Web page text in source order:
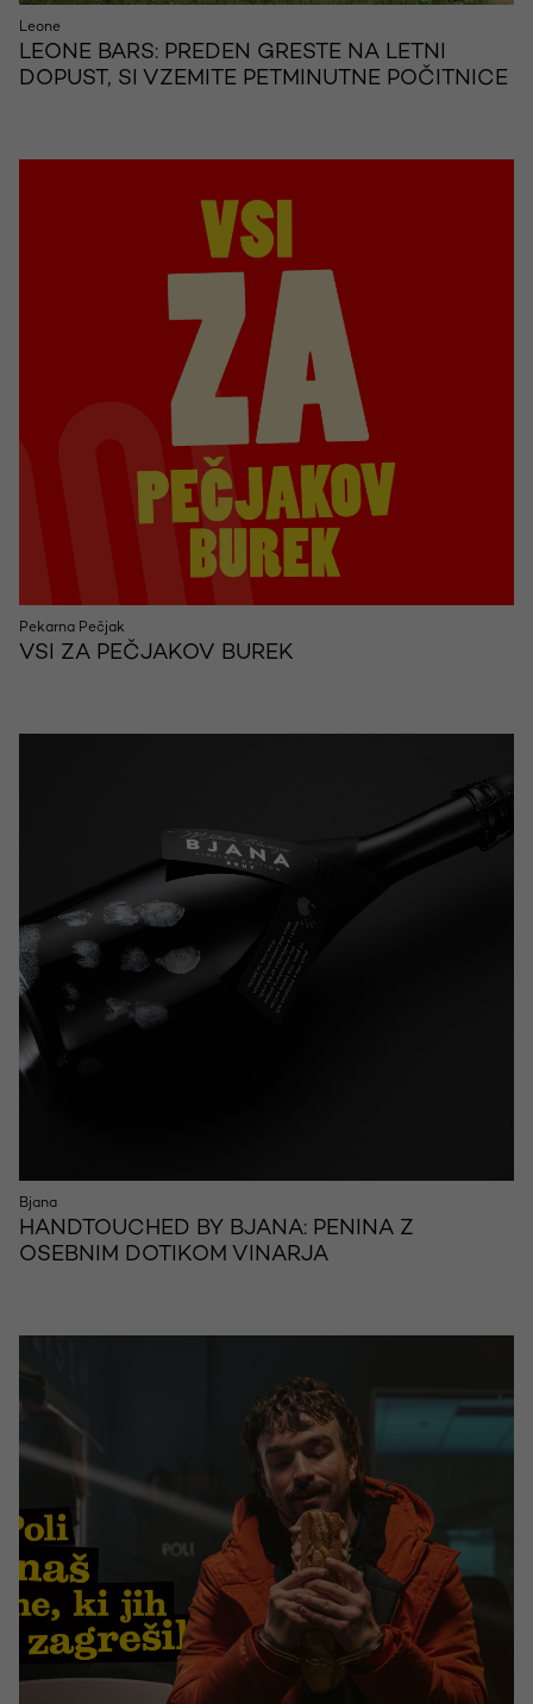
Leone
LEONE BARS: PREDEN GRESTE NA LETNI
DOPUST, SI VZEMITE PETMINUTNE POČITNICE
Pekarna Pečjak
VSI ZA PEČJAKOV BUREK
Bjana
HANDTOUCHED BY BJANA: PENINA Z
OSEBNIM DOTIKOM VINARJA